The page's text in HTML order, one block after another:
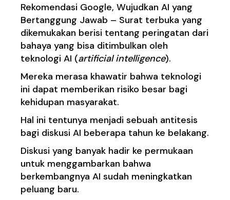
Rekomendasi Google, Wujudkan AI yang
Bertanggung Jawab – Surat terbuka yang
dikemukakan berisi tentang peringatan dari
bahaya yang bisa ditimbulkan oleh
teknologi AI (artificial intelligence).
Mereka merasa khawatir bahwa teknologi
ini dapat memberikan risiko besar bagi
kehidupan masyarakat.
Hal ini tentunya menjadi sebuah antitesis
bagi diskusi AI beberapa tahun ke belakang.
Diskusi yang banyak hadir ke permukaan
untuk menggambarkan bahwa
berkembangnya AI sudah meningkatkan
peluang baru.